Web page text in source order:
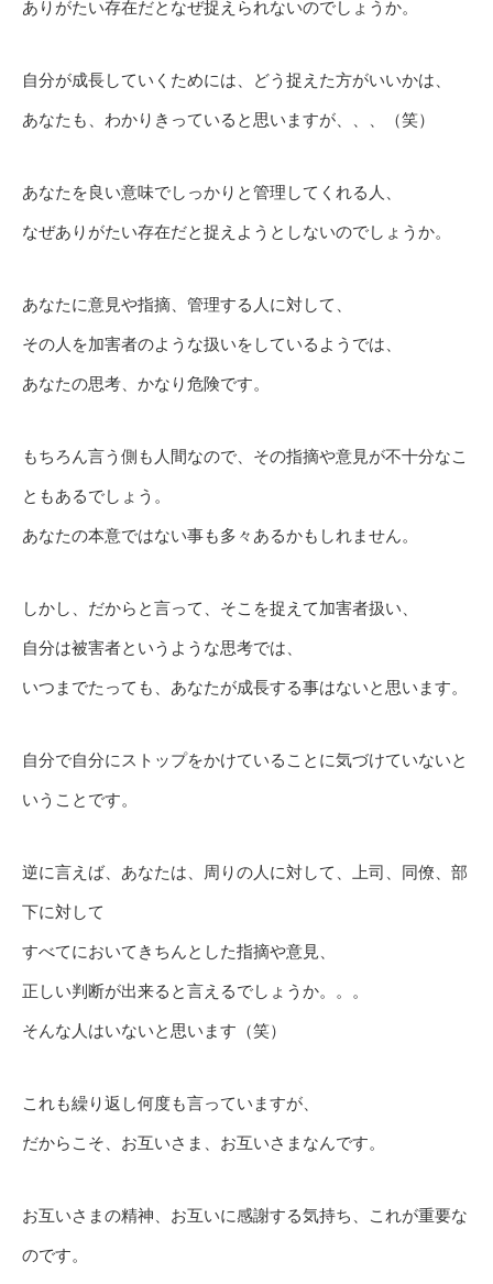
ありがたい存在だとなぜ捉えられないのでしょうか。
自分が成長していくためには、どう捉えた方がいいかは、
あなたも、わかりきっていると思いますが、、、（笑）
あなたを良い意味でしっかりと管理してくれる人、
なぜありがたい存在だと捉えようとしないのでしょうか。
あなたに意見や指摘、管理する人に対して、
その人を加害者のような扱いをしているようでは、
あなたの思考、かなり危険です。
もちろん言う側も人間なので、その指摘や意見が不十分なこ
ともあるでしょう。
あなたの本意ではない事も多々あるかもしれません。
しかし、だからと言って、そこを捉えて加害者扱い、
自分は被害者というような思考では、
いつまでたっても、あなたが成長する事はないと思います。
自分で自分にストップをかけていることに気づけていないと
いうことです。
逆に言えば、あなたは、周りの人に対して、上司、同僚、部
下に対して
すべてにおいてきちんとした指摘や意見、
正しい判断が出来ると言えるでしょうか。。。
そんな人はいないと思います（笑）
これも繰り返し何度も言っていますが、
だからこそ、お互いさま、お互いさまなんです。
お互いさまの精神、お互いに感謝する気持ち、これが重要な
のです。